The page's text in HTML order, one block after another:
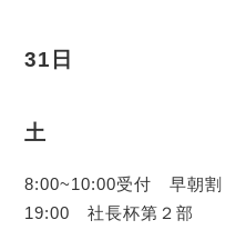
31日
土
8:00~10:00受付 早朝
19:00 社長杯第２部